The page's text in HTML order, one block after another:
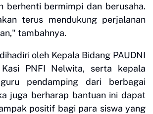
berhenti bermimpi dan berusaha.
terus mendukung perjalanan
tambahnya.
oleh Kepala Bidang PAUDNI
PNFI Nelwita, serta kepala
pendamping dari berbagai
juga berharap bantuan ini dapat
positif bagi para siswa yang